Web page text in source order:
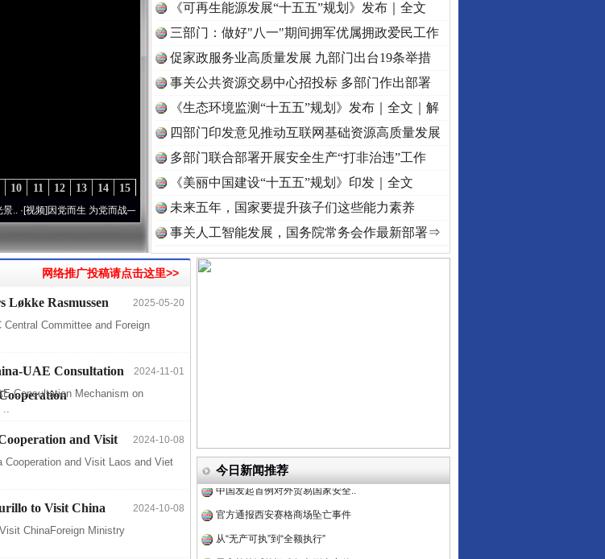
15
14
13
12
11
10
频]因党而生 为党而战——百年“纪”事⑧加强纪律..·[视频]牢记初心使命 奋进复兴征程丨“转折之城”激荡..
《可再生能源发展“十五五”规划》发布｜全文
三部门：做好"八一"期间拥军优属拥政爱民工作
促家政服务业高质量发展 九部门出台19条举措
事关公共资源交易中心招投标 多部门作出部署
《生态环境监测“十五五”规划》发布｜全文｜解
读
四部门印发意见推动互联网基础资源高质量发展
多部门联合部署开展安全生产“打非治违”工作
《美丽中国建设“十五五”规划》印发｜全文
未来五年，国家要提升孩子们这些能力素养
事关人工智能发展，国务院常务会作最新部署⇒
网络推广投稿请点击这里>>
2025-05-20
Løkke Rasmussen
Committee and Foreign
2024-11-01
UAE Consultation
Consultation Mechanism on
..
2024-10-08
and Visit
and Visit Laos and Viet
2024-10-08
to Visit China
ChinaForeign Ministry
今日新闻推荐
中方对6家美国实体采取反制措..
中国发起首例对外贸易国家安全..
官方通报西安赛格商场坠亡事件
从“无产可执”到“全额执行”
最高检抗诉的疑难复杂刑事案件